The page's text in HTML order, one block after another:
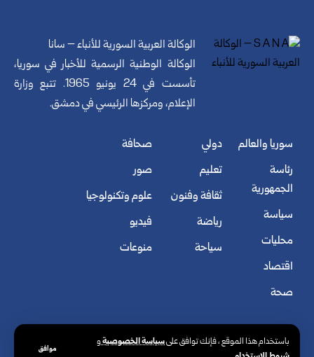
باستخدام هذا الموقع ، فإنك توافق علىسياسة الخصوصيةو
موافق
الوكالة العربية السورية للأنباء – سانا
الوكالة الوطنية الرسمية للأخبار في سوريا،
تأسست في 24 يونيو 1965. تتبع وزارة
الإعلام، ومركزها الرئيسي في دمشق.
سوريا والعالم
رئاسة
الجمهورية
سياسة
محليات
اقتصاد
صحة
دولي
تعليم
ثقافة وفنون
رياضة
سياحة
صحافة
صور
علوم وتكنولوجيا
فيديو
منوعات